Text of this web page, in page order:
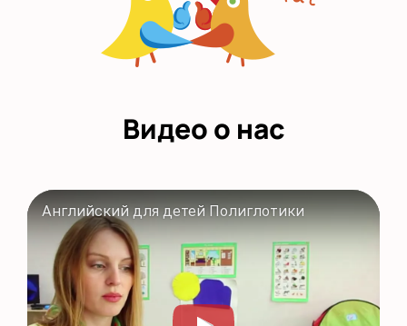
Видео о нас
Английский для детей Полиглотики